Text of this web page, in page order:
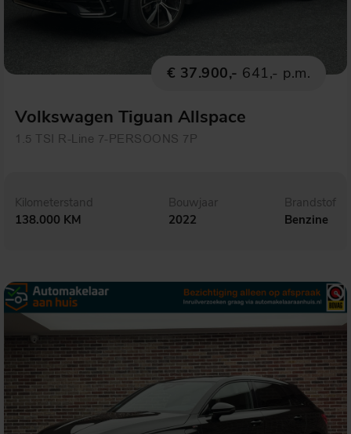
€ 37.900,- 641,- p.m.
Volkswagen Tiguan Allspace
1.5 TSI R-Line 7-PERSOONS 7P
Kilometerstand
138.000 KM
Bouwjaar
2022
Brandstof
Benzine